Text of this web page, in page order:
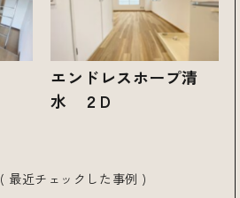
エンドレスホープ清
水 ２D
( 最近チェックした事例 )